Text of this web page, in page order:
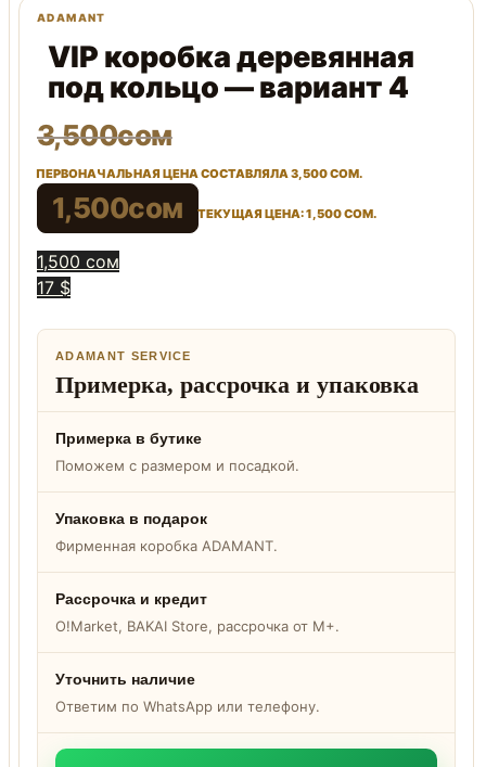
VIP коробка деревянная
под кольцо — вариант 4
3,500сом
ПЕРВОНАЧАЛЬНАЯ ЦЕНА СОСТАВЛЯЛА 3,500 СОМ.
1,500сом ТЕКУЩАЯ ЦЕНА: 1,500 СОМ.
1,500 сом
17 $
ADAMANT SERVICE
Примерка, рассрочка и упаковка
Примерка в бутике
Поможем с размером и посадкой.
Упаковка в подарок
Фирменная коробка ADAMANT.
Рассрочка и кредит
O!Market, BAKAI Store, рассрочка от M+.
Уточнить наличие
Ответим по WhatsApp или телефону.